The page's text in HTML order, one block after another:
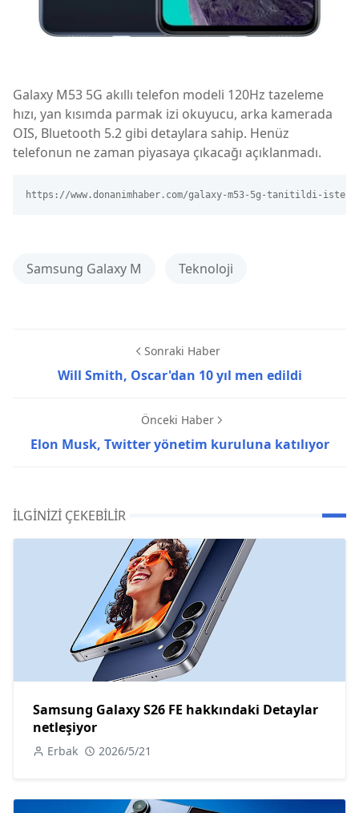
Galaxy M53 5G akıllı telefon modeli 120Hz tazeleme
hızı, yan kısımda parmak izi okuyucu, arka kamerada
OIS, Bluetooth 5.2 gibi detaylara sahip. Henüz
telefonun ne zaman piyasaya çıkacağı açıklanmadı.
https://www.donanimhaber.com/galaxy-m53-5g-tanitildi-
Samsung Galaxy M Teknoloji
Sonraki Haber
Will Smith, Oscar'dan 10 yıl men edildi
Önceki Haber
Elon Musk, Twitter yönetim kuruluna katılıyor
İLGINIZI ÇEKEBILIR
Samsung Galaxy S26 FE hakkındaki Detaylar
netleşiyor
Erbak 2026/5/21